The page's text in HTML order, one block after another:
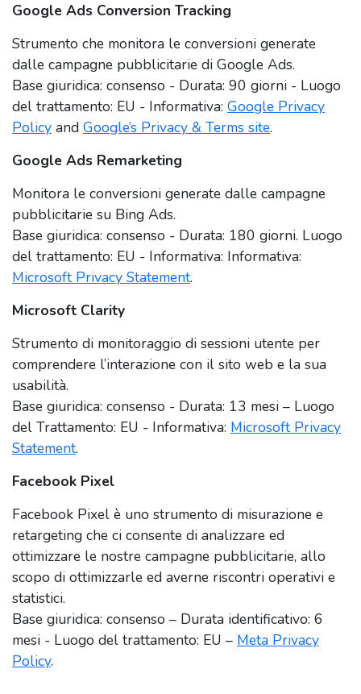
Google Ads Conversion Tracking
Strumento che monitora le conversioni generate
dalle campagne pubblicitarie di Google Ads.
Base giuridica: consenso - Durata: 90 giorni - Luogo
del trattamento: EU - Informativa: Google Privacy
Policy and Google’s Privacy & Terms site.
Google Ads Remarketing
Monitora le conversioni generate dalle campagne
pubblicitarie su Bing Ads.
Base giuridica: consenso - Durata: 180 giorni. Luogo
del trattamento: EU - Informativa: Informativa:
Microsoft Privacy Statement.
Microsoft Clarity
Strumento di monitoraggio di sessioni utente per
comprendere l’interazione con il sito web e la sua
usabilità.
Base giuridica: consenso - Durata: 13 mesi – Luogo
del Trattamento: EU - Informativa: Microsoft Privacy
Statement.
Facebook Pixel
Facebook Pixel è uno strumento di misurazione e
retargeting che ci consente di analizzare ed
ottimizzare le nostre campagne pubblicitarie, allo
scopo di ottimizzarle ed averne riscontri operativi e
statistici.
Base giuridica: consenso – Durata identificativo: 6
mesi - Luogo del trattamento: EU – Meta Privacy
Policy.